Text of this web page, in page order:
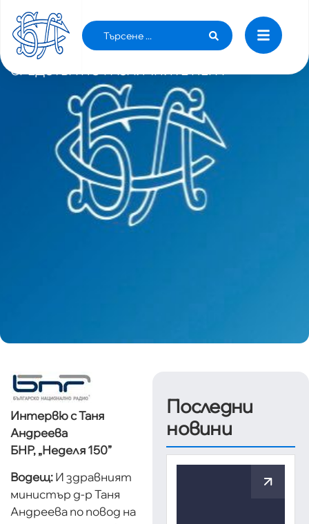
Д-Р АНДРЕЕВА: Д-Р ЦЕКОВ ОТКАЗВА
ИНФОРМАЦИЯ ЗА ПРЕРАЗХОДИТЕ НА
СРЕДСТВА ПО РАЗЛИЧНИТЕ ПЕРА
Интервю с Таня
Андреева
БНР, „Неделя 150”
Водещ:И здравният
министър д-р Таня
Андреева по повод на
Последни
новини